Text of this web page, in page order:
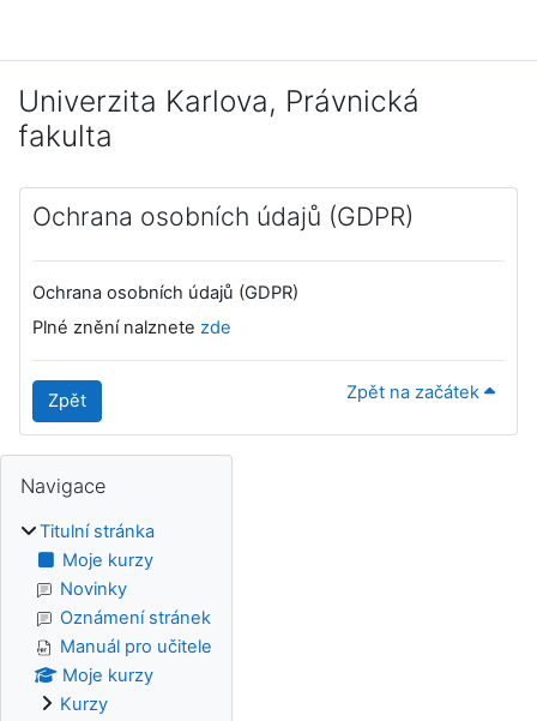
Univerzita Karlova, Právnická
fakulta
Ochrana osobních údajů (GDPR)
Ochrana osobních údajů (GDPR)
Plné znění nalznete zde
Zpět Zpět na začátek
Bloky
Navigace
Titulní stránka
Moje kurzy
Novinky
Oznámení stránek
Manuál pro učitele
Moje kurzy
Kurzy
Doplňkové bloky